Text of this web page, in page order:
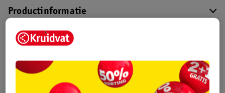
Productinformatie
Etiketinformatie
Nature Impact Score
Dit product heeft (nog) geen Nature